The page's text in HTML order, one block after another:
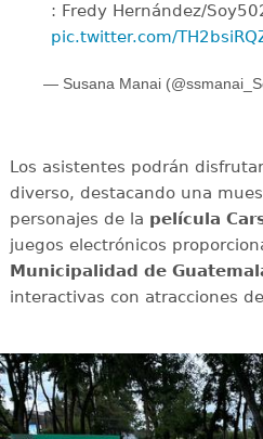
: Fredy Hernández/
pic.twitter.com/
— Susana Manai
Los asistentes podrán
diverso, destacando una
personajes de la película
juegos electrónicos
Municipalidad de
interactivas con atracciones de